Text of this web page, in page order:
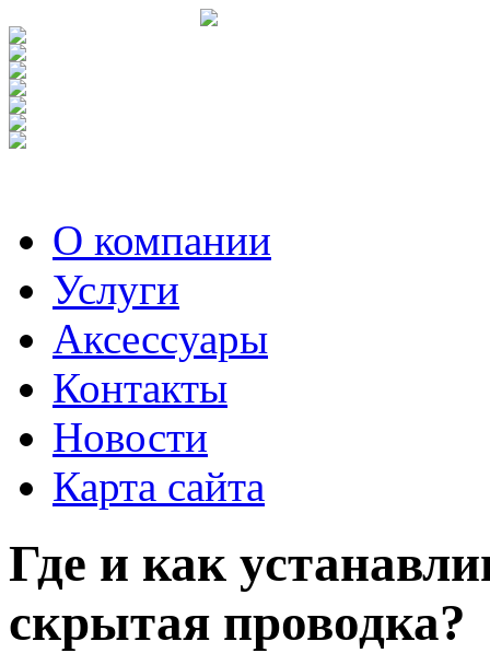
О компании
Услуги
Аксесcуары
Контакты
Новости
Карта сайта
Где и как
скрытая проводка?